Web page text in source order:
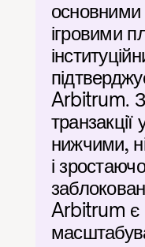
ігровими
Arbitrum. З
транзакції
нижчими,
і
Arbitrum є